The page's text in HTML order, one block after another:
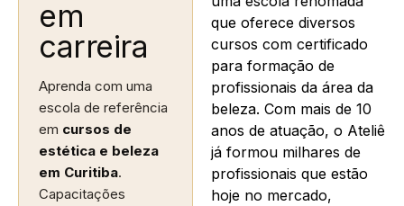
em
carreira
Aprenda com uma
escola de referência
em cursos de
estética e beleza
em Curitiba.
Capacitações
que oferece diversos
cursos com certificado
para formação de
profissionais da área da
beleza. Com mais de 10
anos de atuação, o Ateliê
já formou milhares de
profissionais que estão
hoje no mercado,